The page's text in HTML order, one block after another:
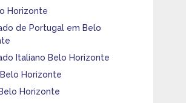
Horizonte
de Portugal em Belo
Italiano Belo Horizonte
Horizonte
Horizonte